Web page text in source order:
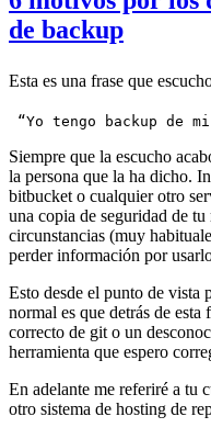
de backup
Esta es una frase que
“Yo tengo backup de
Siempre que la escucho
la persona que la ha dicho.
bitbucket o cualquier otro
una copia de seguridad de
circunstancias (muy
perder información por
Esto desde el punto de vista
normal es que detrás de esta
correcto de git o un
herramienta que espero
En adelante me referiré a tu
otro sistema de hosting de